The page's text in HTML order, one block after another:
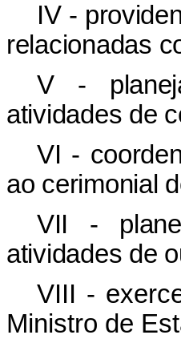
IV -
relacionadas
V -
atividades de
VI -
ao cerimonial
VII -
atividades de
VIII -
Ministro de